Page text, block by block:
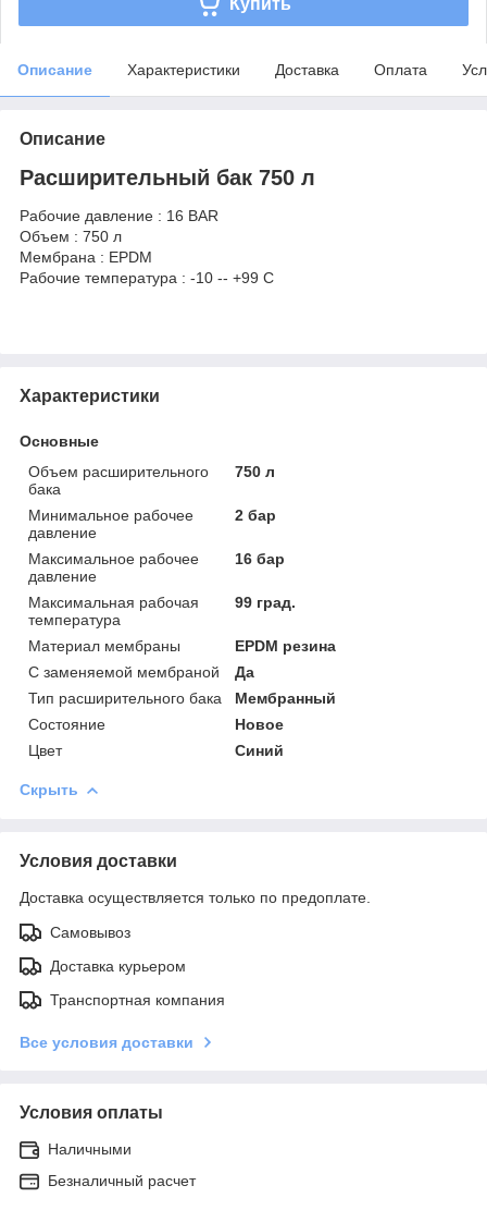
Описание Характеристики Доставка Оплата
Описание
Расширительный бак 750 л
Рабочие давление : 16 BAR
Объем : 750 л
Мембрана : EPDM
Рабочие температура : -10 -- +99 C
Характеристики
Основные
Объем расширительного
бака
750 л
Минимальное рабочее
давление
2 бар
Максимальное рабочее
давление
16 бар
Максимальная рабочая
температура
99 град.
Материал мембраны
EPDM резина
С заменяемой мембраной
Да
Тип расширительного бака
Мембранный
Состояние
Новое
Цвет
Синий
Скрыть
Условия доставки
Доставка осуществляется только по предоплате.
Самовывоз
Доставка курьером
Транспортная компания
Все условия доставки
Условия оплаты
Наличными
Безналичный расчет